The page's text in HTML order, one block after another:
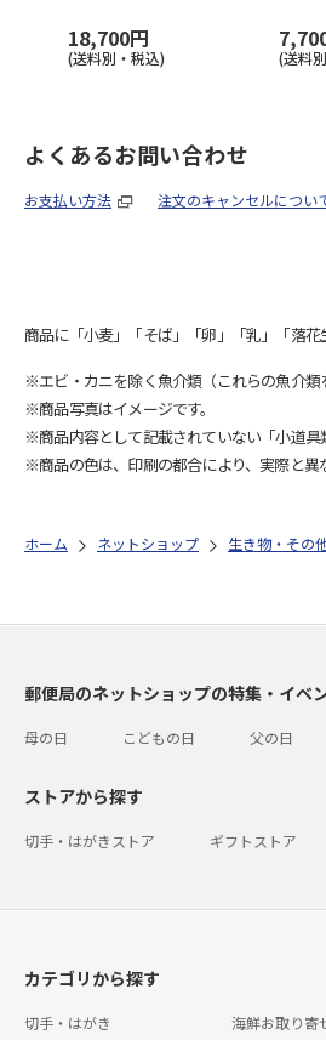
18,700円
(送料別・税込) (送料
よくあるお問い合わせ
お支払い方法 注文のキャンセルについ
商品に「小麦」「そば」「卵」「乳」「落
※エビ・カニを除く魚介類（これらの魚介類
※商品写真はイメージです。
※商品内容として記載されていない「小道具
※商品の色は、印刷の都合により、実際と異
ホーム ネットショップ 生き物・その
郵便局のネットショップの特集・イベ
母の日 こどもの日 父の日
ストアから探す
切手・はがきストア ギフトストア
カテゴリから探す
切手・はがき 海鮮お取り寄